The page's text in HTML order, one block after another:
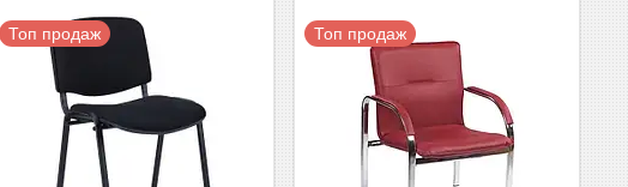
Топ продаж Топ продаж